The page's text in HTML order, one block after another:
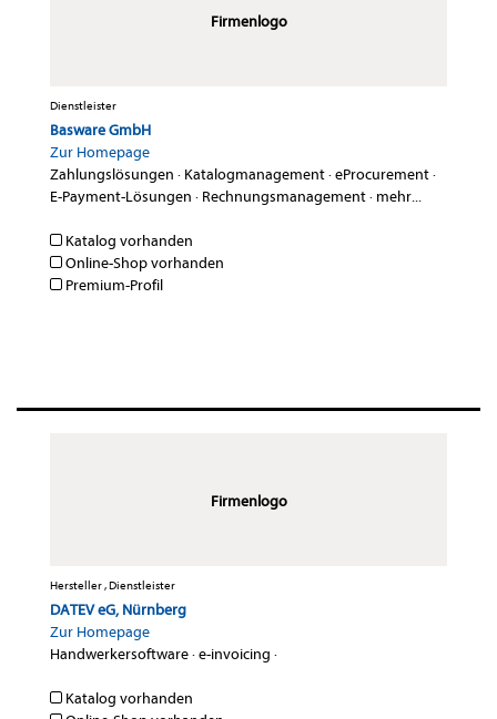
Firmenlogo
Dienstleister
Basware GmbH
Zur Homepage
Zahlungslösungen · Katalogmanagement·eProcurement·
E-Payment-Lösungen · Rechnungsmanagement· mehr...
Katalog vorhanden
Online-Shop vorhanden
Premium-Profil
Firmenlogo
Hersteller , Dienstleister
DATEV eG, Nürnberg
Zur Homepage
Handwerkersoftware·e-invoicing ·
Katalog vorhanden